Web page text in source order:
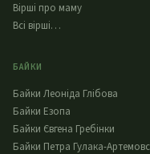
Вірші про маму
Всі вірші…
БАЙКИ
Байки Леоніда Глібова
Байки Езопа
Байки Євгена Гребінки
Байки Петра Гулака-